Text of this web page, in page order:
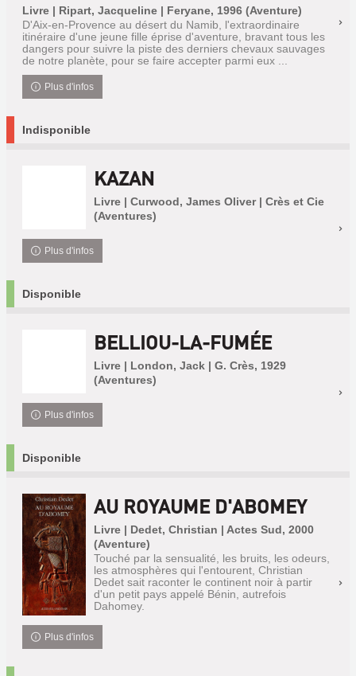
Livre | Ripart, Jacqueline | Feryane, 1996 (Aventure)
D'Aix-en-Provence au désert du Namib, l'extraordinaire
itinéraire d'une jeune fille éprise d'aventure, bravant tous les
dangers pour suivre la piste des derniers chevaux sauvages
de notre planète, pour se faire accepter parmi eux ...
Plus d'infos
Indisponible
KAZAN
Livre | Curwood, James Oliver | Crès et Cie
(Aventures)
Plus d'infos
Disponible
BELLIOU-LA-FUMÉE
Livre | London, Jack | G. Crès, 1929
(Aventures)
Plus d'infos
Disponible
AU ROYAUME D'ABOMEY
Livre | Dedet, Christian | Actes Sud, 2000
(Aventure)
Touché par la sensualité, les bruits, les odeurs,
les atmosphères qui l'entourent, Christian
Dedet sait raconter le continent noir à partir
d'un petit pays appelé Bénin, autrefois
Dahomey.
Plus d'infos